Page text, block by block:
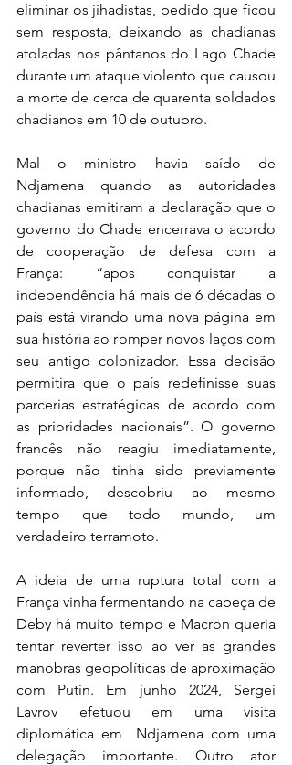
eliminar os jihadistas, pedido que ficou
sem resposta, deixando as chadianas
atoladas nos pântanos do Lago Chade
durante um ataque violento que causou
a morte de cerca de quarenta soldados
chadianos em 10 de outubro.
Mal o ministro havia saído de
Ndjamena quando as autoridades
chadianas emitiram a declaração que o
governo do Chade encerrava o acordo
de cooperação de defesa com a
França: “apos conquistar a
independência há mais de 6 décadas o
país está virando uma nova página em
sua história ao romper novos laços com
seu antigo colonizador. Essa decisão
permitira que o país redefinisse suas
parcerias estratégicas de acordo com
as prioridades nacionais”. O governo
francês não reagiu imediatamente,
porque não tinha sido previamente
informado, descobriu ao mesmo
tempo que todo mundo, um
verdadeiro terramoto.
A ideia de uma ruptura total com a
França vinha fermentando na cabeça de
Deby há muito tempo e Macron queria
tentar reverter isso ao ver as grandes
manobras geopolíticas de aproximação
com Putin. Em junho 2024, Sergei
Lavrov efetuou em uma visita
diplomática em  Ndjamena com uma
delegação importante. Outro ator